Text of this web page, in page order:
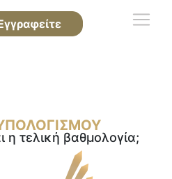
η τελική βαθμολογία;